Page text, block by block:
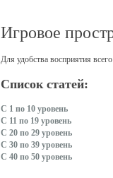
Игровое
Для удобства восприятия
Список статей:
С 1 по 10 уровень
С 11 по 19 уровень
С 20 по 29 уровень
С 30 по 39 уровень
С 40 по 50 уровень